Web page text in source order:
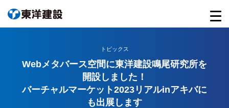
トピックス
Webメタバース空間に東洋建設鳴尾研究所を
開設しました！
バーチャルマーケット2023リアルinアキバに
も出展します